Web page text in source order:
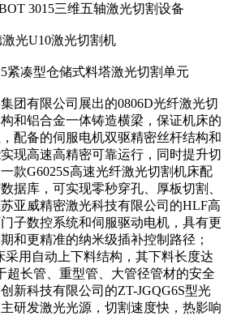
3015三维五轴激光切割设备
光U10激光切割机
紧凑型仓储式料塔激光切割单元
有限公司展出的0806D光纤激光切
和铝合金一体铸造横梁，保证机床的
配备的伺服电机双驱精密丝杆结构和
现高速高精密可靠运行，同时提升切
款G6025S高速光纤激光切割机床配
据库，可实现零秒穿孔、厚板切割、
亚威精密激光科技有限公司的HLF高
子数控系统和伺服驱动电机，具有更
和更精准的纳米级插补控制路径；
采用自动上下料结构，其下料长度达
超长管、重型管、大管径管材的安全
新科技有限公司的ZT-JGQG6S型光
研发激光光源，切割速度快，热影响